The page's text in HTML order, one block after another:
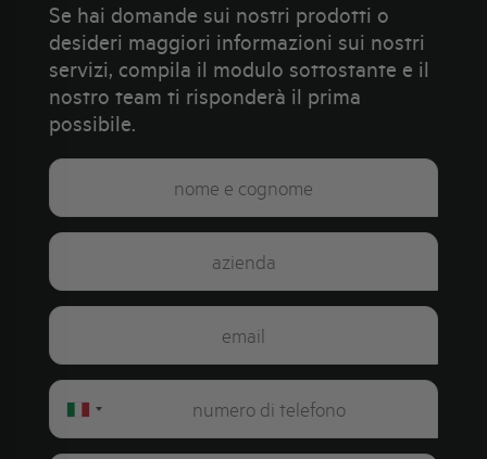
Se hai domande sui nostri prodotti o
desideri maggiori informazioni sui nostri
servizi, compila il modulo sottostante e il
nostro team ti risponderà il prima
possibile.
Italy